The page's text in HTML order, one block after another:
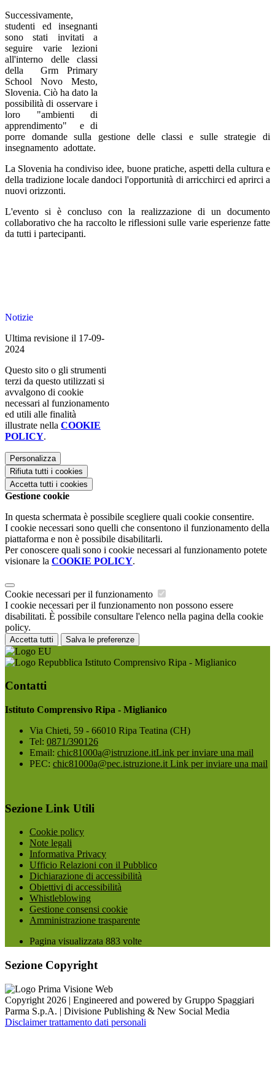
Successivamente,
studenti ed insegnanti
sono stati invitati a
seguire varie lezioni
all'interno delle classi
della Grm Primary
School Novo Mesto,
Slovenia. Ciò ha dato la
possibilità di osservare i
loro "ambienti di
apprendimento" e di
porre domande sulla gestione delle classi e sulle strategie di
insegnamento adottate.
La Slovenia ha condiviso idee, buone pratiche, aspetti della cultura e
della tradizione locale dandoci l'opportunità di arricchirci ed aprirci a
nuovi orizzonti.
L'evento si è concluso con la realizzazione di un documento
collaborativo che ha raccolto le riflessioni sulle varie esperienze fatte
da tutti i partecipanti.
Notizie
Ultima revisione il 17-09-
2024
Questo sito o gli strumenti
terzi da questo utilizzati si
avvalgono di cookie
necessari al funzionamento
ed utili alle finalità
illustrate nella COOKIE
POLICY.
Personalizza
Rifiuta tutti i cookies
Accetta tutti i cookies
Gestione cookie
In questa schermata è possibile scegliere quali cookie consentire.
I cookie necessari sono quelli che consentono il funzionamento della
piattaforma e non è possibile disabilitarli.
Per conoscere quali sono i cookie necessari al funzionamento potete
visionare la COOKIE POLICY.
Cookie necessari per il funzionamento
I cookie necessari per il funzionamento non possono essere
disabilitati. È possibile consultare l'elenco nella pagina della cookie
policy.
Accetta tutti Salva le preferenze
Istituto Comprensivo Ripa - Miglianico
Contatti
Istituto Comprensivo Ripa - Miglianico
Via Chieti, 59 - 66010 Ripa Teatina (CH)
Tel: 0871/390126
Email: chic81000a@istruzione.itLink per inviare una mail
PEC: chic81000a@pec.istruzione.it Link per inviare una mail
Sezione Link Utili
Cookie policy
Note legali
Informativa Privacy
Ufficio Relazioni con il Pubblico
Dichiarazione di accessibilità
Obiettivi di accessibilità
Whistleblowing
Gestione consensi cookie
Amministrazione trasparente
Pagina visualizzata 883 volte
Sezione Copyright
Copyright 2026 | Engineered and powered by Gruppo Spaggiari
Parma S.p.A. | Divisione Publishing & New Social Media
Disclaimer trattamento dati personali